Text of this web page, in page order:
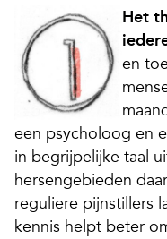
Het
en
een psycholoog en
in begrijpelijke taal
hersengebieden
reguliere pijnstillers
kennis helpt beter